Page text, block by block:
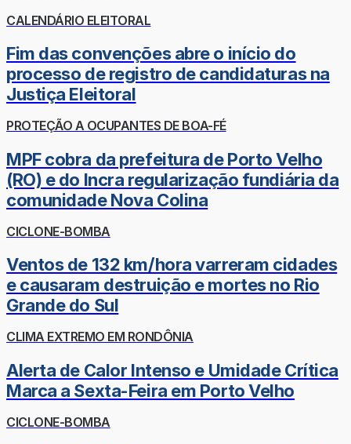
CALENDÁRIO ELEITORAL
Fim das convenções abre o início do
processo de registro de candidaturas na
Justiça Eleitoral
PROTEÇÃO A OCUPANTES DE BOA-FÉ
MPF cobra da prefeitura de Porto Velho
(RO) e do Incra regularização fundiária da
comunidade Nova Colina
CICLONE-BOMBA
Ventos de 132 km/hora varreram cidades
e causaram destruição e mortes no Rio
Grande do Sul
CLIMA EXTREMO EM RONDÔNIA
Alerta de Calor Intenso e Umidade Crítica
Marca a Sexta-Feira em Porto Velho
CICLONE-BOMBA